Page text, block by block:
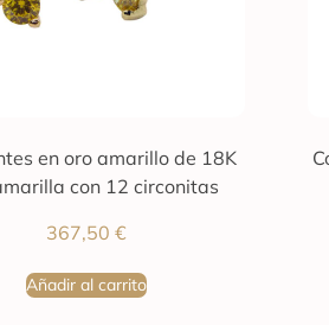
en oro amarillo de 18K
con 12 circonitas
367,50 €
Añadir al carrito